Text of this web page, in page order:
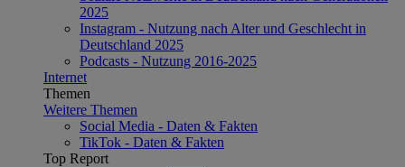
2025
Instagram - Nutzung nach Alter und Geschlecht in
Deutschland 2025
Podcasts - Nutzung 2016-2025
Internet
Themen
Weitere Themen
Social Media - Daten & Fakten
TikTok - Daten & Fakten
Top Report